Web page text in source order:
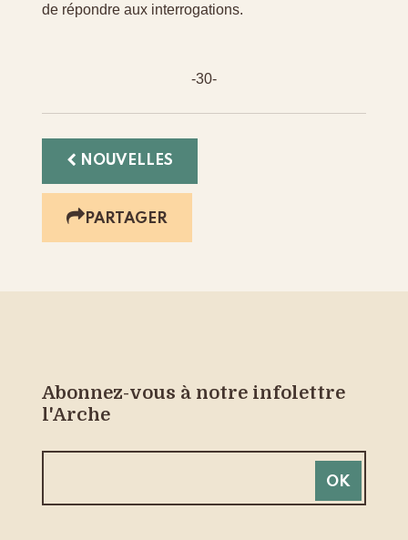
de répondre aux interrogations.
-30-
NOUVELLES
PARTAGER
Abonnez-vous à notre infolettre
l'Arche